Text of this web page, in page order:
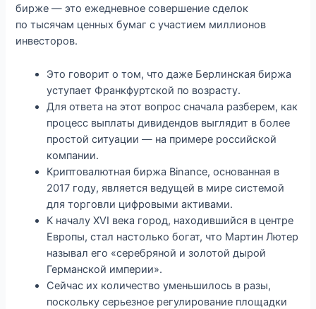
бирже — это ежедневное совершение сделок
по тысячам ценных бумаг с участием миллионов
инвесторов.
Это говорит о том, что даже Берлинская биржа
уступает Франкфуртской по возрасту.
Для ответа на этот вопрос сначала разберем, как
процесс выплаты дивидендов выглядит в более
простой ситуации — на примере российской
компании.
Криптовалютная биржа Binance, основанная в
2017 году, является ведущей в мире системой
для торговли цифровыми активами.
К началу XVI века город, находившийся в центре
Европы, стал настолько богат, что Мартин Лютер
называл его «серебряной и золотой дырой
Германской империи».
Сейчас их количество уменьшилось в разы,
поскольку серьезное регулирование площадки